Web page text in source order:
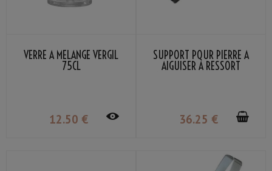
VERRE À MÉLANGE VERGIL
75CL
12.50 €
SUPPORT POUR PIERRE À
AIGUISER À RESSORT
36.25 €